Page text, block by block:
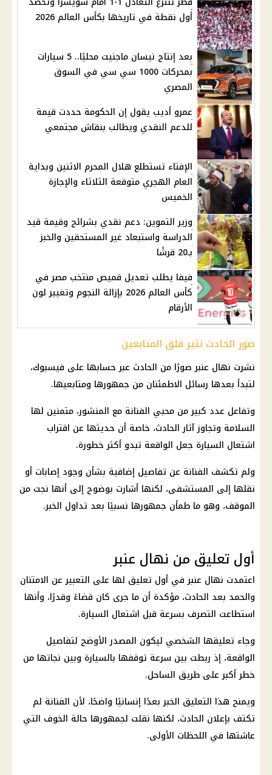
أول نقطة في تاريخها بكأس العالم 2026
بعد إنتاج نيسان ماجنيت محليًا.. 5 سيارات
بمحركات 1000 سي سي في السوق
المصري
عمرو أديب يقول إن الحكومة حددت قيمة
للدعم النقدي ويطالب بنقاش مجتمعي
الإفتاء تستطلع هلال المحرم الاثنين وبداية
العام الهجري متوقعة الثلاثاء والإجازة
الخميس
وزير التموين: دعم نقدي بشرائح وقيمة قيد
الدراسة واستبعاد غير المستحقين والخبز
بـ20 قرشًا
فيفا يطلب تعديل قميص منتخب مصر في
كأس العالم 2026 بإزالة النجوم وتغيير لون
الأرقام
صور الحادث تثير قلق المتابعين
نشرت نهال عنبر صورًا من الحادث عبر حسابها على فيسبوك،
لتبدأ بعدها رسائل الاطمئنان من جمهورها ومتابعيها.
وتفاعل عدد كبير من محبي الفنانة مع المنشور، متمنين لها
السلامة وتجاوز آثار الحادث، خاصة أن حديثها عن اقتراب
اشتعال السيارة جعل الواقعة تبدو أكثر خطورة.
ولم تكشف الفنانة عن تفاصيل إضافية بشأن وجود إصابات أو
نقلها إلى المستشفى، لكنها أشارت بوضوح إلى أنها نجت من
الموقف، وهو ما طمأن جمهورها نسبيًا بعد تداول الخبر.
أول تعليق من نهال عنبر
اعتمدت نهال عنبر في أول تعليق لها على التعبير عن الامتنان
والحمد بعد الحادث، مؤكدة أن ما جرى كان قضاءً وقدرًا، وأنها
استطاعت التصرف بسرعة قبل اشتعال السيارة.
وجاء تعليقها الشخصي ليكون المصدر الأوضح لتفاصيل
الواقعة، إذ ربطت بين سرعة توقفها بالسيارة وبين نجاتها من
خطر أكبر على طريق الساحل.
ويمنح هذا التعليق الخبر بعدًا إنسانيًا واضحًا، لأن الفنانة لم
تكتف بإعلان الحادث، لكنها نقلت لجمهورها حالة الخوف التي
عاشتها في اللحظات الأولى.